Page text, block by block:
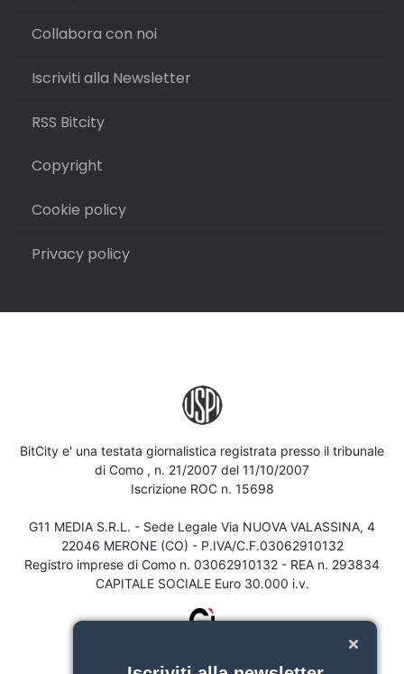
Collabora con noi
Iscriviti alla Newsletter
RSS Bitcity
Copyright
Cookie policy
Privacy policy
BitCity e' una testata giornalistica registrata presso il tribunale
di Como , n. 21/2007 del 11/10/2007
Iscrizione ROC n. 15698
G11 MEDIA S.R.L. - Sede Legale Via NUOVA VALASSINA, 4
22046 MERONE (CO) - P.IVA/C.F.03062910132
Registro imprese di Como n. 03062910132 - REA n. 293834
CAPITALE SOCIALE Euro 30.000 i.v.